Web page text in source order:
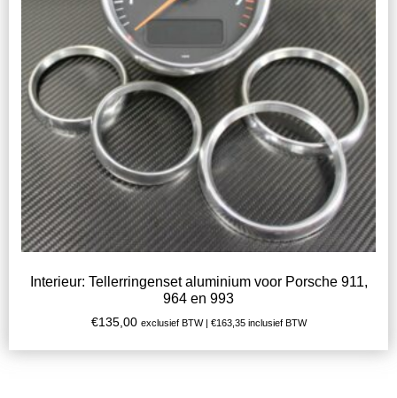
Interieur: Tellerringenset aluminium voor Porsche 911,
964 en 993
€135,00 exclusief BTW | €163,35inclusief BTW